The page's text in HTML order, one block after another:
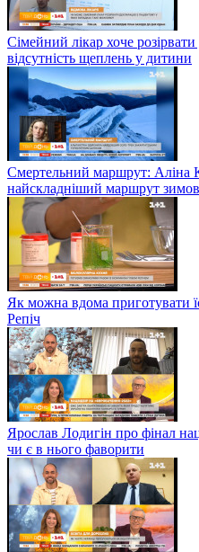
Сімейний лікар хоче
відсутність щеплень у дитини
Смертельний маршрут: Аліна
найскладніший маршрут
Як можна вдома приготувати
Репіч
Ярослав Лодигін про фінал
чи є в нього фаворити